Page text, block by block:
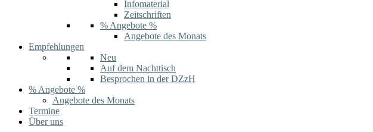
Infomaterial
Zeitschriften
% Angebote %
Angebote des Monats
Empfehlungen
Neu
Auf dem Nachttisch
Besprochen in der DZzH
% Angebote %
Angebote des Monats
Termine
Über uns